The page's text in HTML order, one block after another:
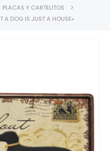
PLACAS Y CARTELITOS
A DOG IS JUST A HOUSE»